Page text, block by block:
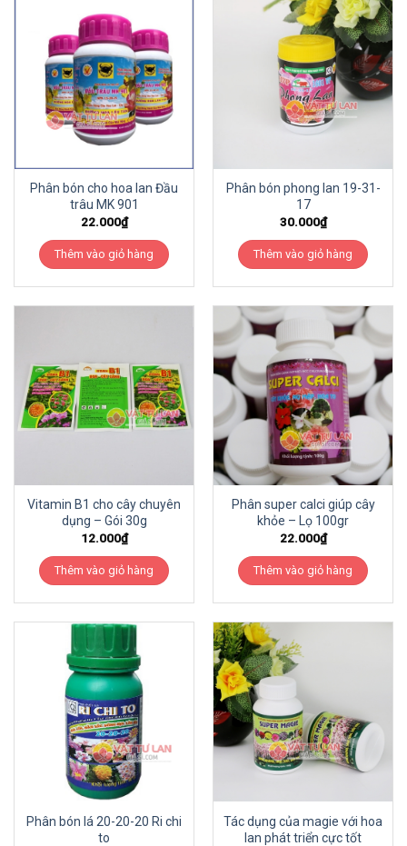
Phân bón cho hoa lan Đầu
trâu MK 901
22.000₫
Thêm vào giỏ hàng
Phân bón phong lan 19-31-
17
30.000₫
Thêm vào giỏ hàng
Vitamin B1 cho cây chuyên
dụng – Gói 30g
12.000₫
Thêm vào giỏ hàng
Phân super calci giúp cây
khỏe – Lọ 100gr
22.000₫
Thêm vào giỏ hàng
Phân bón lá 20-20-20 Ri chi
to
Tác dụng của magie với hoa
lan phát triển cực tốt